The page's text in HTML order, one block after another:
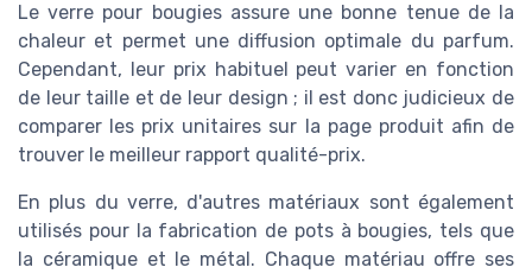
Le verre pour bougies assure une bonne tenue de la
chaleur et permet une diffusion optimale du parfum.
Cependant, leur prix habituel peut varier en fonction
de leur taille et de leur design ; il est donc judicieux de
comparer les prix unitaires sur la page produit afin de
trouver le meilleur rapport qualité-prix.
En plus du verre, d'autres matériaux sont également
utilisés pour la fabrication de pots à bougies, tels que
la céramique et le métal. Chaque matériau offre ses